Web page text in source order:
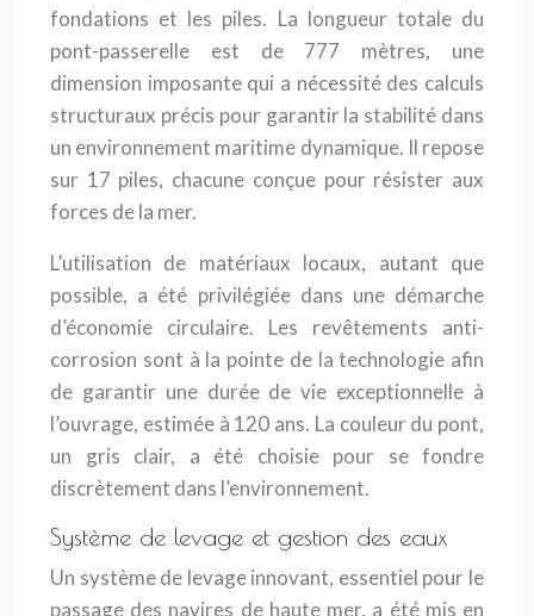
fondations et les piles. La longueur totale du
pont-passerelle est de 777 mètres, une
dimension imposante qui a nécessité des calculs
structuraux précis pour garantir la stabilité dans
un environnement maritime dynamique. Il repose
sur 17 piles, chacune conçue pour résister aux
forces de la mer.
L’utilisation de matériaux locaux, autant que
possible, a été privilégiée dans une démarche
d’économie circulaire. Les revêtements anti-
corrosion sont à la pointe de la technologie afin
de garantir une durée de vie exceptionnelle à
l’ouvrage, estimée à 120 ans. La couleur du pont,
un gris clair, a été choisie pour se fondre
discrètement dans l’environnement.
Système de levage et gestion des eaux
Un système de levage innovant, essentiel pour le
passage des navires de haute mer, a été mis en